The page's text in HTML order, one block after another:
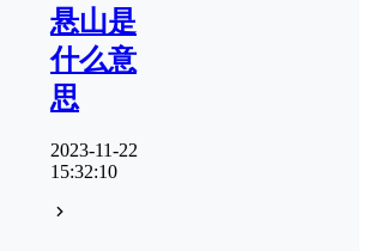
悬山是
什么意
思
2023-11-22
15:32:10